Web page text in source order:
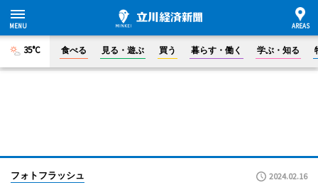
35°C 食べる 見る・遊ぶ 買う 暮らす・働く 学ぶ・知る
フォトフラッシュ 2024.02.16